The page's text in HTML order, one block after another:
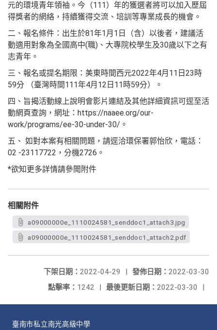
元的環境青年領袖。今（111）年的獲選者將可以加入歷屆
得獎者的網絡，持續獲得交流、培訓等專業成長的機會。
二、報名條件：出生於81年1月1日（含）以後者，建議活
動適用對象為全國高中(職)、大專院校學生及30歲以下之有
志青年。
三、報名或提名期限：美東時間西元2022年4月11日23時
59分 （臺灣時間111年4月12日11時59分）。
四、旨揭活動線上說明會影片連結及其他詳細資訊可逕至活
動網頁查詢，網址：https://naaee.org/our-
work/programs/ee-30-under-30/。
五、 如對本案有相關問題，請逕洽環保署郭怡欣，電話：
02 -23117722，分機2726。
*欲知更多詳情請參閲附件
相關附件
a09000000e_1110024581_senddoc1_attach3.jpg
a09000000e_1110024581_senddoc1_attach2.pdf
發佈日期： 2022-03-30
下架日期： 2022-04-29
|
最後更新日期： 2022-03-30 |
點擊率： 1242 |
臺南市私立南光高級中學